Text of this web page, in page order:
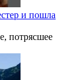
и пошла
потрясшее